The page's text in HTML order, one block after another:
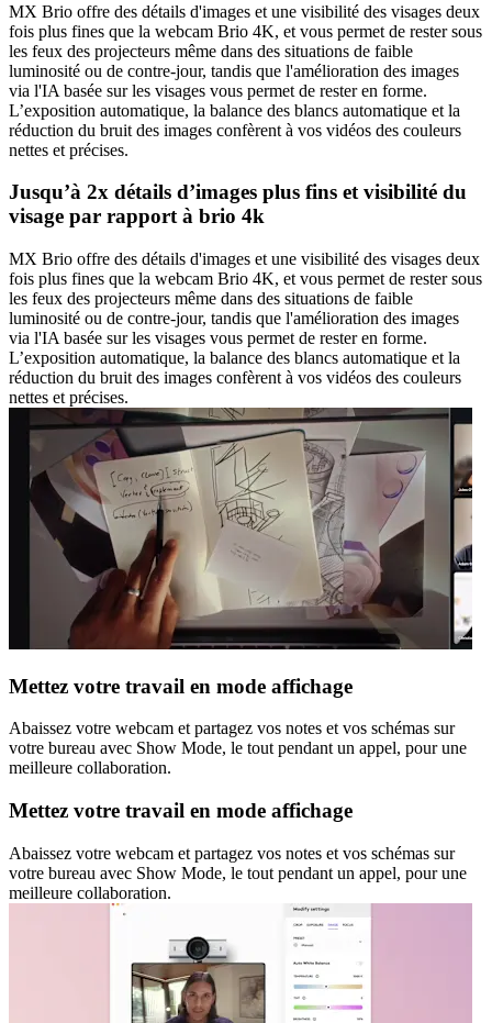
MX Brio offre des détails d'images et une visibilité des visages deux
fois plus fines que la webcam Brio 4K, et vous permet de rester sous
les feux des projecteurs même dans des situations de faible
luminosité ou de contre-jour, tandis que l'amélioration des images
via l'IA basée sur les visages vous permet de rester en forme.
L’exposition automatique, la balance des blancs automatique et la
réduction du bruit des images confèrent à vos vidéos des couleurs
nettes et précises.
Jusqu’à 2x détails d’images plus fins et visibilité du
visage par rapport à brio 4k
MX Brio offre des détails d'images et une visibilité des visages deux
fois plus fines que la webcam Brio 4K, et vous permet de rester sous
les feux des projecteurs même dans des situations de faible
luminosité ou de contre-jour, tandis que l'amélioration des images
via l'IA basée sur les visages vous permet de rester en forme.
L’exposition automatique, la balance des blancs automatique et la
réduction du bruit des images confèrent à vos vidéos des couleurs
nettes et précises.
Mettez votre travail en mode affichage
Abaissez votre webcam et partagez vos notes et vos schémas sur
votre bureau avec Show Mode, le tout pendant un appel, pour une
meilleure collaboration.
Mettez votre travail en mode affichage
Abaissez votre webcam et partagez vos notes et vos schémas sur
votre bureau avec Show Mode, le tout pendant un appel, pour une
meilleure collaboration.